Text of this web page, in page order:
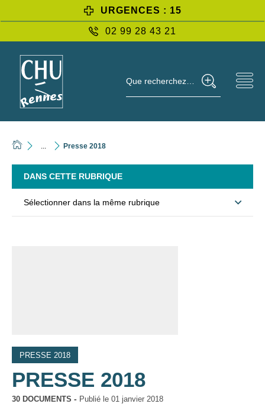
URGENCES : 15
02 99 28 43 21
Que recherchez-vous ?
Presse 2018
DANS CETTE RUBRIQUE
Sélectionner dans la même rubrique
PRESSE 2018
PRESSE 2018
30 DOCUMENTS Publié le 01 janvier 2018